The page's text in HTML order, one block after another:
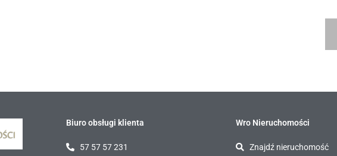
Biuro obsługi klienta
57 57 57 231
Wro Nieruchomości
Znajdź nieruchomość